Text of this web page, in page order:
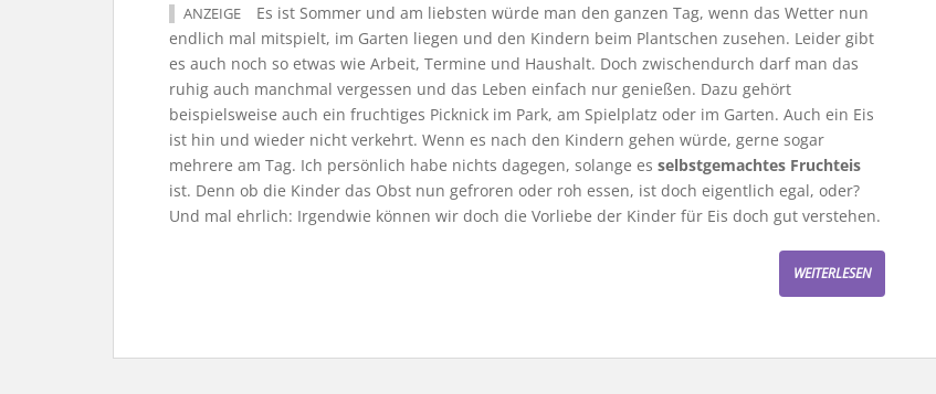
ANZEIGE
Es ist Sommer und am liebsten würde man den ganzen Tag, wenn das Wetter nun
endlich mal mitspielt, im Garten liegen und den Kindern beim Plantschen zusehen. Leider gibt
es auch noch so etwas wie Arbeit, Termine und Haushalt. Doch zwischendurch darf man das
ruhig auch manchmal vergessen und das Leben einfach nur genießen. Dazu gehört
beispielsweise auch ein fruchtiges Picknick im Park, am Spielplatz oder im Garten. Auch ein Eis
ist hin und wieder nicht verkehrt. Wenn es nach den Kindern gehen würde, gerne sogar
mehrere am Tag. Ich persönlich habe nichts dagegen, solange es selbstgemachtes Fruchteis
ist. Denn ob die Kinder das Obst nun gefroren oder roh essen, ist doch eigentlich egal, oder?
Und mal ehrlich: Irgendwie können wir doch die Vorliebe der Kinder für Eis doch gut verstehen.
WEITERLESEN